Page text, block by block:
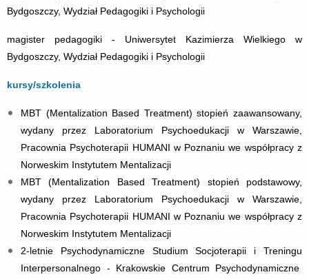
Bydgoszczy, Wydział Pedagogiki i Psychologii
magister pedagogiki - Uniwersytet Kazimierza Wielkiego w
Bydgoszczy, Wydział Pedagogiki i Psychologii
kursy/szkolenia
MBT (Mentalization Based Treatment) stopień zaawansowany,
wydany przez Laboratorium Psychoedukacji w Warszawie,
Pracownia Psychoterapii HUMANI w Poznaniu we współpracy z
Norweskim Instytutem Mentalizacji
MBT (Mentalization Based Treatment) stopień podstawowy,
wydany przez Laboratorium Psychoedukacji w Warszawie,
Pracownia Psychoterapii HUMANI w Poznaniu we współpracy z
Norweskim Instytutem Mentalizacji
2-letnie Psychodynamiczne Studium Socjoterapii i Treningu
Interpersonalnego - Krakowskie Centrum Psychodynamiczne